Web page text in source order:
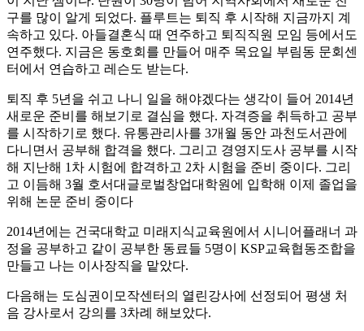
구를 많이 알게 되었다. 플루트는 퇴직 후 시작해 지금까지 계
속하고 있다. 아들결혼식 때 연주하고 퇴직직원 모임 등에서도
연주했다. 지금은 동호회를 만들어 매주 목요일 부림동 문회센
터에서 연습하고 레슨도 받는다.
퇴직 후 5년을 쉬고 나니 일을 해야겠다는 생각이 들어 2014년
새로운 준비를 해보기로 결심을 했다. 자격증을 취득하고 공부
를 시작하기로 했다. 유통관리사를 3개월 동안 과천도서관에
다니면서 공부해 합격을 했다. 그리고 경영지도사 공부를 시작
해 지난해 1차 시험에 합격하고 2차 시험을 준비 중이다. 그리
고 이듬해 3월 호서대글로벌창업대학원에 입학해 이제 졸업을
위해 논문 준비 중이다
2014년에는 건국대학교 미래지식교육원에서 시니어플래너 과
정을 공부하고 같이 공부한 동료들 5명이 KSP교육협동조합을
만들고 나는 이사장직을 맡았다.
다음해는 도심권이모작센터의 열린강사에 선정되어 평생 처
음 강사로서 강의를 3차례 해보았다.